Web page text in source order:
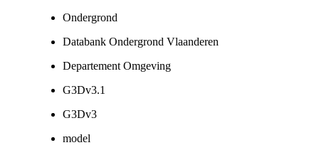
Ondergrond
Databank Ondergrond Vlaanderen
Departement Omgeving
G3Dv3.1
G3Dv3
model